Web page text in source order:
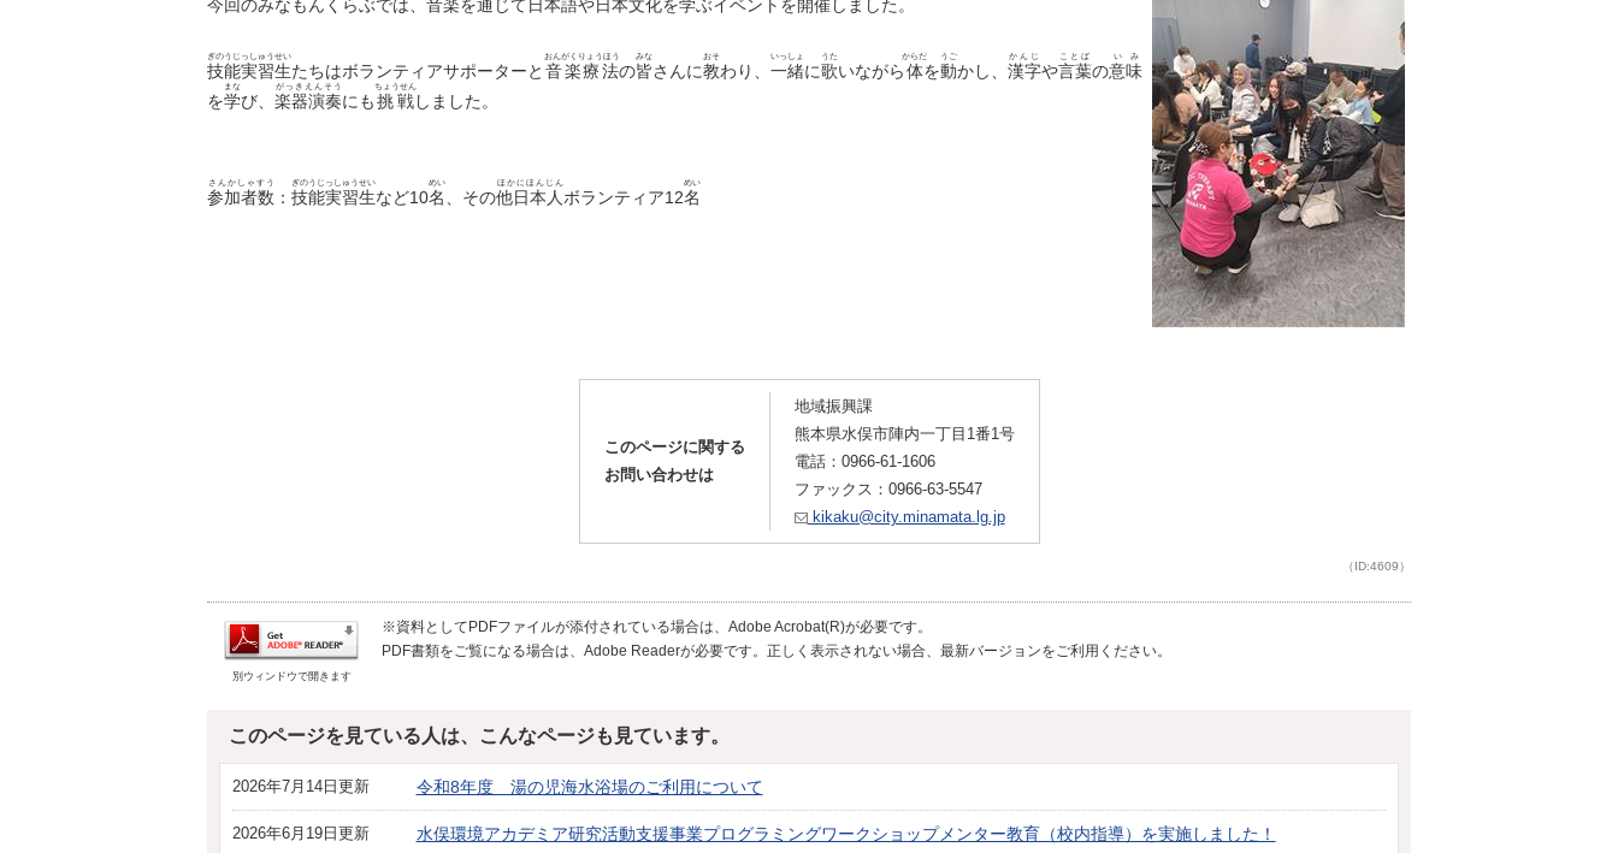
今回のみなもんくらぶでは、 音楽を通 じて日本語や日本文化を学ぶイベントを開催しました。
技能実習生
ぎのうじっしゅうせい
たちはボランティアサポーターと 音楽療法
おんがくりょうほう
の皆
みな
さんに教
おそ
わり、 一緒
いっしょ
に歌
うた
いながら体
からだ
を動
うご
かし、 漢字
かんじ
や言葉
ことば
の意味
いみ
を学
まな
び、 楽器演奏
がっきえんそう
にも挑戦
ちょうせん
しました。
参加者数
さんかしゃすう
： 技能実習生
ぎのうじっしゅうせい
など10名
めい
、その他日本人
ほかにほんじん
ボランティア12名
めい
このページに関する
お問い合わせは
地域振興課
熊本県水俣市陣内一丁目1番1号
電話：0966-61-1606
ファックス：0966-63-5547
kikaku@city.minamata.lg.jp
（ID:4609）
別ウィンドウで開きます
※資料としてPDFファイルが添付されている場合は、Adobe Acrobat(R)が必要です。
PDF書類をご覧になる場合は、Adobe Readerが必要です。正しく表示されない場合、最新バージョンをご利用ください。
このページを見ている人は、こんなページも見ています。
2026年7月14日更新 令和8年度 湯の児海水浴場のご利用について
2026年6月19日更新 水俣環境アカデミア研究活動支援事業プログラミングワークショップメンター教育（校内指導）を実施しました！